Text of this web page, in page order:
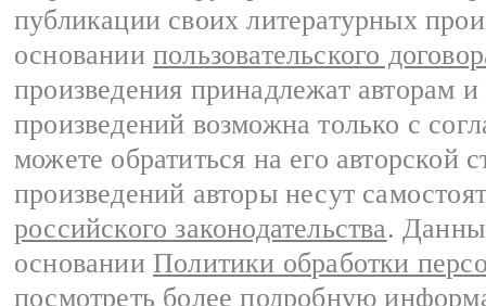
публикации своих литературных
основании пользовательского
произведения принадлежат авторам
произведений возможна только с
можете обратиться на его авторской
произведений авторы несут
российского законодательства.
основании Политики обработки
посмотреть более подробную